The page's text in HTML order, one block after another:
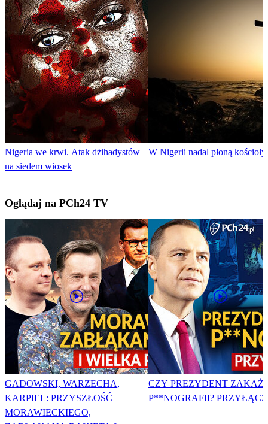
Nigeria we krwi. Atak dżihadystów
na siedem wiosek
W Nigerii nadal płoną kościoły
Oglądaj na PCh24 TV
GADOWSKI, WARZECHA,
KARPIEL: PRZYSZŁOŚĆ
MORAWIECKIEGO,
CZY PREZYDENT
P**NOGRAFII?